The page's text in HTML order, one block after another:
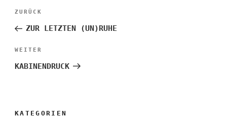
Beitragsnavigation
Vorheriger
Beitrag
ZURÜCK
ZUR LETZTEN (UN)RUHE
Nächster
Beitrag
WEITER
KABINENDRUCK
KATEGORIEN